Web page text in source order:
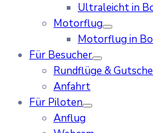
Ultraleicht in
Motorflug
Motorflug in
Für Besucher
Rundflüge &
Anfahrt
Für Piloten
Anflug